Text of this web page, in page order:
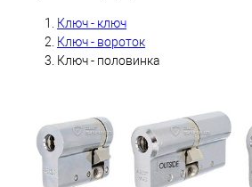
Ключ - ключ
Ключ - вороток
Ключ - половинка